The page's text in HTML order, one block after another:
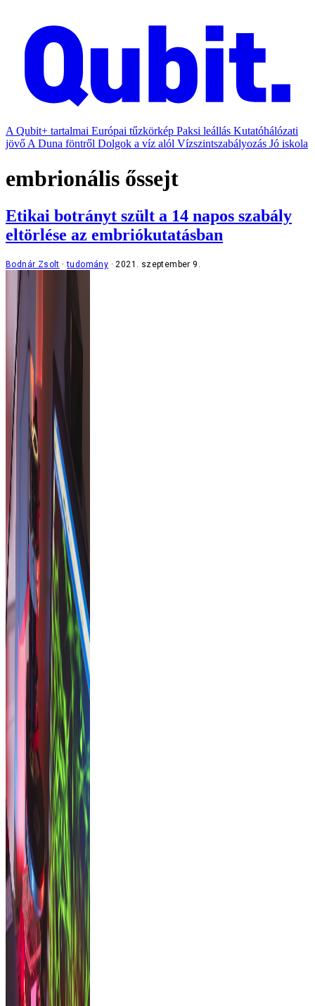
A Qubit+ tartalmai Európai tűzkörkép Paksi leállás Kutatóhálózati
jövő A Duna föntről Dolgok a víz alól Vízszintszabályozás Jó iskola
embrionális őssejt
Etikai botrányt szült a 14 napos szabály
eltörlése az embriókutatásban
Bodnár Zsolt tudomány 2021. szeptember 9.